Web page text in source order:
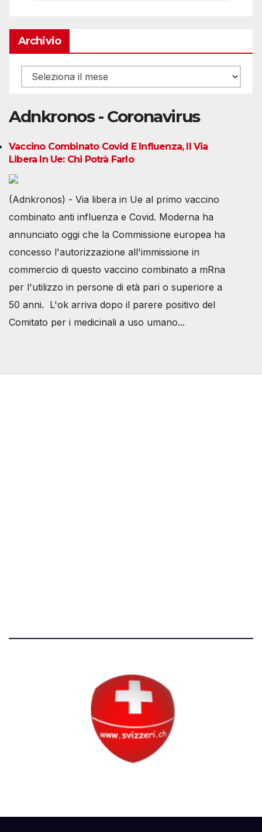
Archivio
Archivio
Adnkronos - Coronavirus
Vaccino Combinato Covid E Influenza, Il Via
Libera In Ue: Chi Potrà Farlo
(Adnkronos) - Via libera in Ue al primo vaccino
combinato anti influenza e Covid. Moderna ha
annunciato oggi che la Commissione europea ha
concesso l'autorizzazione all'immissione in
commercio di questo vaccino combinato a mRna
per l'utilizzo in persone di età pari o superiore a
50 anni. L'ok arriva dopo il parere positivo del
Comitato per i medicinali a uso umano...